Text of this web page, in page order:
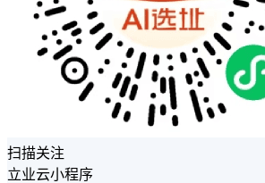
扫描关注
立业云小程序